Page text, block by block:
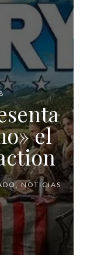
el
,NOTICIAS